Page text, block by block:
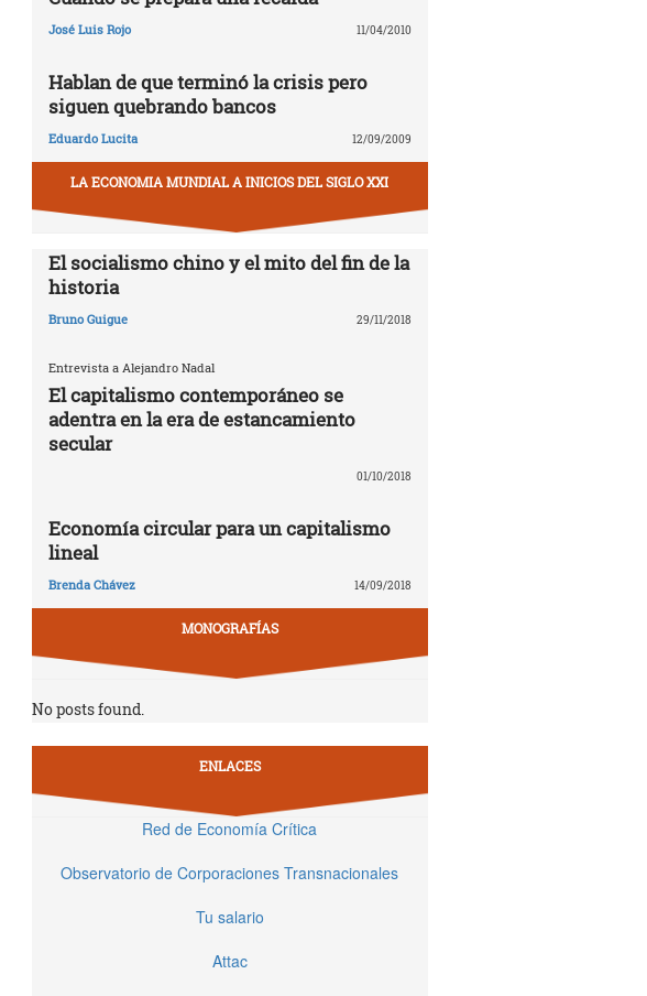
José Luis Rojo 11/04/2010
Hablan de que terminó la crisis pero
siguen quebrando bancos
Eduardo Lucita 12/09/2009
LA ECONOMIA MUNDIAL A INICIOS DEL SIGLO XXI
El socialismo chino y el mito del fin de la
historia
Bruno Guigue 29/11/2018
Entrevista a Alejandro Nadal
El capitalismo contemporáneo se
adentra en la era de estancamiento
secular
01/10/2018
Economía circular para un capitalismo
lineal
Brenda Chávez 14/09/2018
MONOGRAFÍAS
No posts found.
ENLACES
Red de Economía Crítica
Observatorio de Corporaciones Transnacionales
Tu salario
Attac